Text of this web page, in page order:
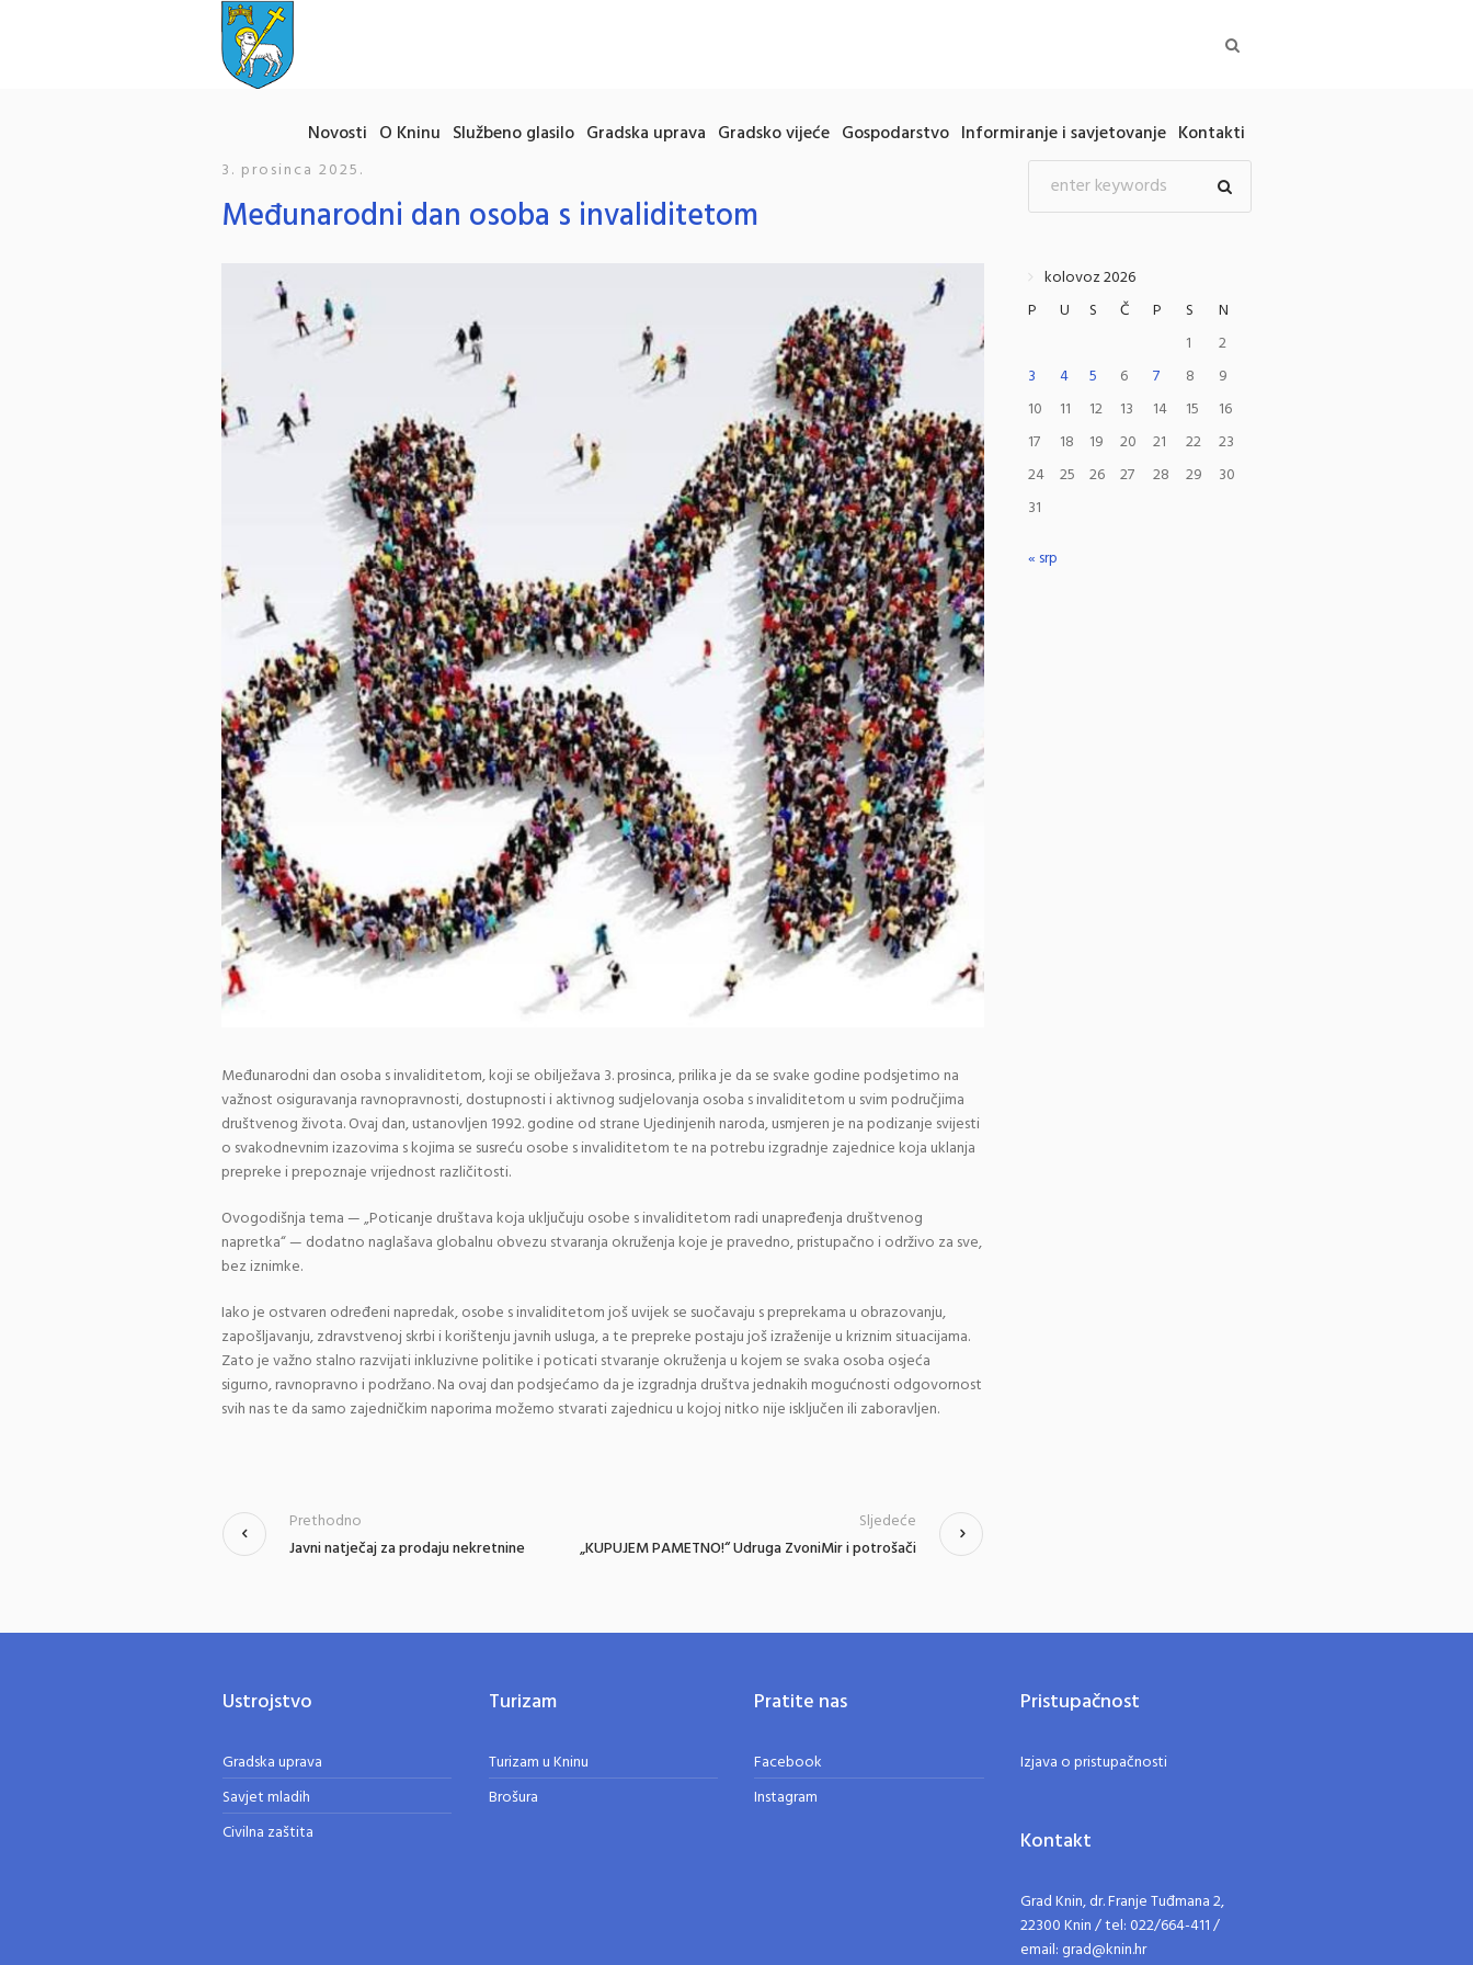
Novosti O Kninu Službeno glasilo Gradska uprava Gradsko vijeće Gospodarstvo Informiranje i savjetovanje Kontakti
3. prosinca 2025.
Međunarodni dan osoba s invaliditetom
Međunarodni dan osoba s invaliditetom, koji se obilježava 3. prosinca, prilika je da se svake godine podsjetimo na
važnost osiguravanja ravnopravnosti, dostupnosti i aktivnog sudjelovanja osoba s invaliditetom u svim područjima
društvenog života. Ovaj dan, ustanovljen 1992. godine od strane Ujedinjenih naroda, usmjeren je na podizanje svijesti
o svakodnevnim izazovima s kojima se susreću osobe s invaliditetom te na potrebu izgradnje zajednice koja uklanja
prepreke i prepoznaje vrijednost različitosti.
Ovogodišnja tema — „Poticanje društava koja uključuju osobe s invaliditetom radi unapređenja društvenog
napretka“ — dodatno naglašava globalnu obvezu stvaranja okruženja koje je pravedno, pristupačno i održivo za sve,
bez iznimke.
Iako je ostvaren određeni napredak, osobe s invaliditetom još uvijek se suočavaju s preprekama u obrazovanju,
zapošljavanju, zdravstvenoj skrbi i korištenju javnih usluga, a te prepreke postaju još izraženije u kriznim situacijama.
Zato je važno stalno razvijati inkluzivne politike i poticati stvaranje okruženja u kojem se svaka osoba osjeća
sigurno, ravnopravno i podržano. Na ovaj dan podsjećamo da je izgradnja društva jednakih mogućnosti odgovornost
svih nas te da samo zajedničkim naporima možemo stvarati zajednicu u kojoj nitko nije isključen ili zaboravljen.
Javni natječaj za prodaju nekretnine
Prethodno
„KUPUJEM PAMETNO!“ Udruga ZvoniMir i potrošači
Sljedeće
kolovoz 2026
P
U S Č P S
N
1
2
3
4 5 6 7 8
9
10
11 12 13 14 15
16
17
18 19 20 21 22
23
24
25 26 27 28 29
30
31
« srp
Ustrojstvo
Gradska uprava
Savjet mladih
Civilna zaštita
Turizam
Turizam u Kninu
Brošura
Pratite nas
Facebook
Instagram
Pristupačnost
Izjava o pristupačnosti
Kontakt
Grad Knin, dr. Franje Tuđmana 2,
22300 Knin / tel: 022/664-411 /
email: grad@knin.hr